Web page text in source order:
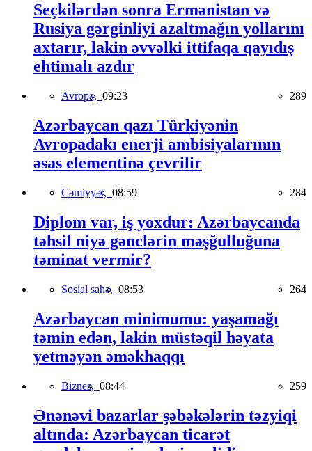
Seçkilərdən sonra Ermənistan və
Rusiya gərginliyi azaltmağın yollarını
axtarır, lakin əvvəlki ittifaqa qayıdış
ehtimalı azdır
Avropa, 09:23 289
Azərbaycan qazı Türkiyənin
Avropadakı enerji ambisiyalarının
əsas elementinə çevrilir
Cəmiyyət, 08:59 284
Diplom var, iş yoxdur: Azərbaycanda
təhsil niyə gənclərin məşğulluğuna
təminat vermir?
Sosial sahə, 08:53 264
Azərbaycan minimumu: yaşamağı
təmin edən, lakin müstəqil həyata
yetməyən əməkhaqqı
Biznes, 08:44 259
Ənənəvi bazarlar şəbəkələrin təzyiqi
altında: Azərbaycan ticarət